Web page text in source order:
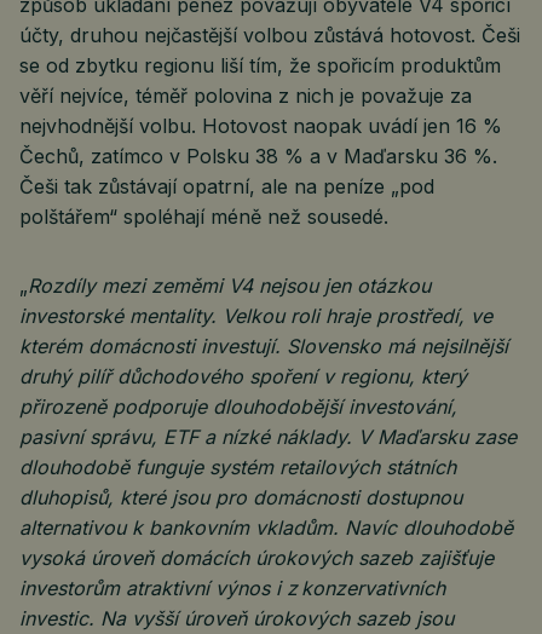
účty, druhou nejčastější volbou zůstává hotovost. Češi
se od zbytku regionu liší tím, že spořicím produktům
věří nejvíce, téměř polovina z nich je považuje za
nejvhodnější volbu. Hotovost naopak uvádí jen 16 %
Čechů, zatímco v Polsku 38 % a v Maďarsku 36 %.
Češi tak zůstávají opatrní, ale na peníze „pod
polštářem“ spoléhají méně než sousedé.
„Rozdíly mezi zeměmi V4 nejsou jen otázkou
investorské mentality. Velkou roli hraje prostředí, ve
kterém domácnosti investují. Slovensko má nejsilnější
druhý pilíř důchodového spoření v regionu, který
přirozeně podporuje dlouhodobější investování,
pasivní správu, ETF a nízké náklady. V Maďarsku zase
dlouhodobě funguje systém retailových státních
dluhopisů, které jsou pro domácnosti dostupnou
alternativou k bankovním vkladům. Navíc dlouhodobě
vysoká úroveň domácích úrokových sazeb zajišťuje
investorům atraktivní výnos i z konzervativních
investic. Na vyšší úroveň úrokových sazeb jsou